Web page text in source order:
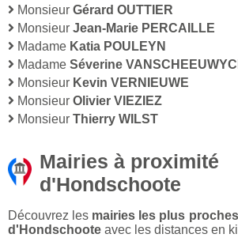
Monsieur Gérard OUTTIER
Monsieur Jean-Marie PERCAILLE
Madame Katia POULEYN
Madame Séverine
Monsieur Kevin VERNIEUWE
Monsieur Olivier VIEZIEZ
Monsieur Thierry WILST
Mairies à proximité
d'Hondschoote
Découvrez les mairies les plus
d'Hondschoote avec les distances en